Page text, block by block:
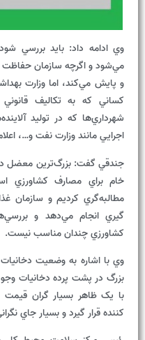
وي ادامه داد: بايد بررسي
مي‌شود و اگرچه سازمان حفاظت
کساني که به تکاليف
شهرداري‌ها که در توليد
اجرايي مانند وزارت نفت و…،
جندقي گفت: بزرگ‌ترين معضل
خام براي مصارف کشاورزي
گيري انجام مي‌دهد و
کشاورزي چندان مناسب نيست.
وي با اشاره به وضعيت
بزرگ در پشت پرده دخانيات
با يک ظاهر بسيار گران قيمت
کننده قرار گيرد و بسيار جاي